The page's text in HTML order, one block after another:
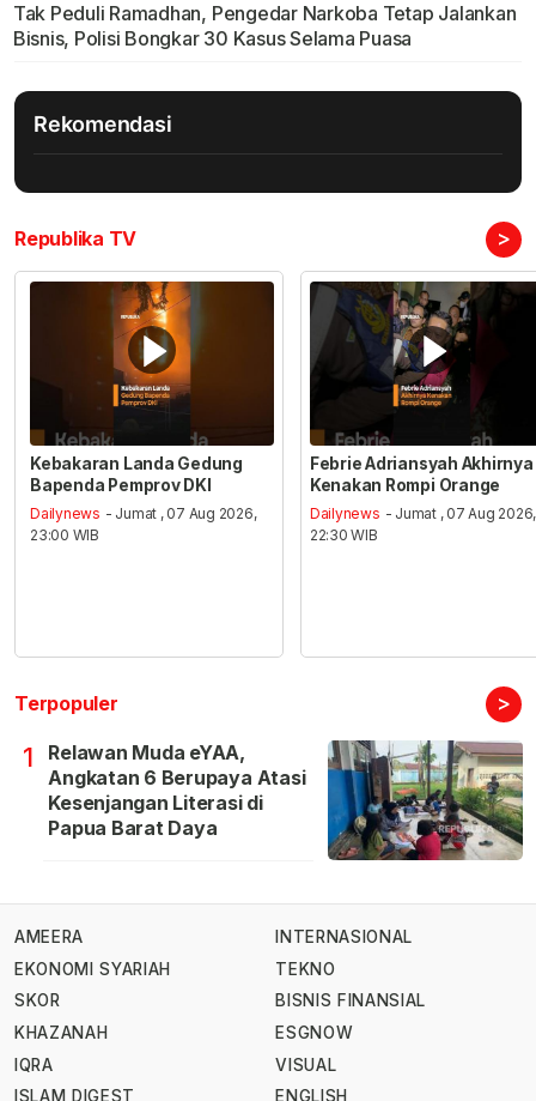
Tak Peduli Ramadhan, Pengedar Narkoba Tetap Jalankan
Bisnis, Polisi Bongkar 30 Kasus Selama Puasa
Rekomendasi
Republika TV >
Kebakaran Landa Gedung
Bapenda Pemprov DKI
Dailynews - Jumat , 07 Aug 2026,
23:00 WIB
Febrie Adriansyah Akhirnya
Kenakan Rompi Orange
Dailynews - Jumat , 07 Aug 2026,
22:30 WIB
Terpopuler >
1
Relawan Muda eYAA,
Angkatan 6 Berupaya Atasi
Kesenjangan Literasi di
Papua Barat Daya
AMEERA
EKONOMI SYARIAH
SKOR
KHAZANAH
IQRA
ISLAM DIGEST
INTERNASIONAL
TEKNO
BISNIS FINANSIAL
ESGNOW
VISUAL
ENGLISH